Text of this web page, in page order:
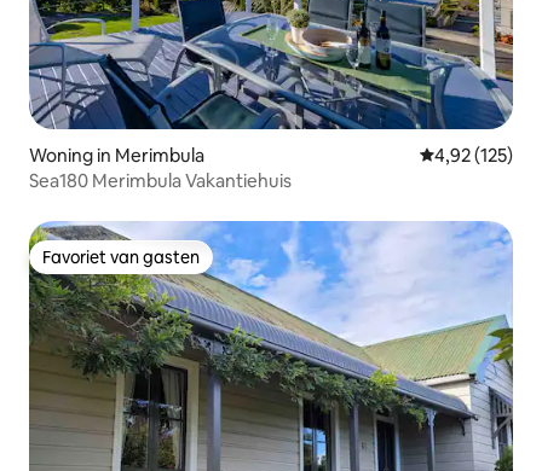
Woning in Merimbula Gemiddelde
4,92 (125)
Sea180 Merimbula Vakantiehuis
Favoriet van gasten
Favoriet van gasten